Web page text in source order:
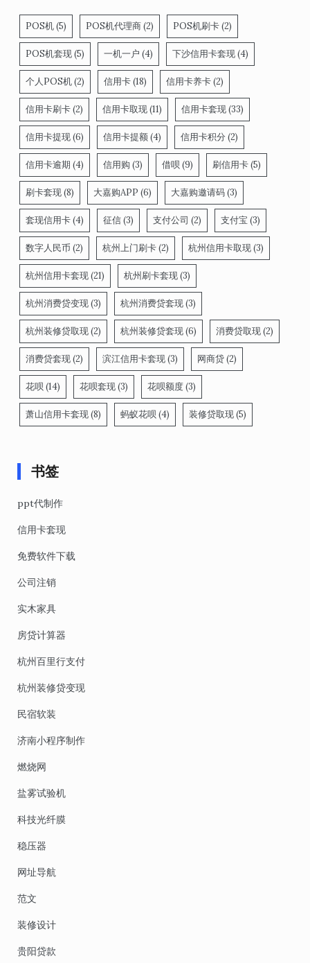
POS机(5) POS机代理商(2) POS机刷卡(2)
POS机套现(5) 一机一户 (4) 下沙信用卡套现(4)
个人POS机(2) 信用卡(18) 信用卡养卡(2)
信用卡刷卡(2) 信用卡取现(11) 信用卡套现(33)
信用卡提现(6) 信用卡提额(4) 信用卡积分 (2)
信用卡逾期 (4) 信用购 (3) 借呗(9) 刷信用卡(5)
刷卡套现(8) 大嘉购APP (6) 大嘉购邀请码(3)
套现信用卡(4) 征信(3) 支付公司 (2) 支付宝(3)
数字人民币 (2) 杭州上门刷卡(2) 杭州信用卡取现(3)
杭州信用卡套现(21) 杭州刷卡套现(3)
杭州消费贷变现(3) 杭州消费贷套现(3)
杭州装修贷取现(2) 杭州装修贷套现(6) 消费贷取现(2)
消费贷套现(2) 滨江信用卡套现(3) 网商贷(2)
花呗(14) 花呗套现(3) 花呗额度(3)
萧山信用卡套现(8) 蚂蚁花呗(4) 装修贷取现(5)
书签
ppt代制作
信用卡套现
免费软件下载
公司注销
实木家具
房贷计算器
杭州百里行支付
杭州装修贷变现
民宿软装
济南小程序制作
燃烧网
盐雾试验机
科技光纤膜
稳压器
网址导航
范文
装修设计
贵阳贷款